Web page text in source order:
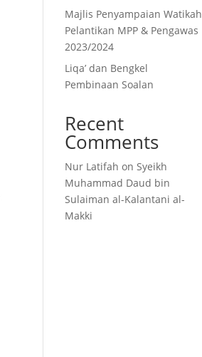
Majlis Penyampaian Watikah
Pelantikan MPP & Pengawas
2023/2024
Liqa’ dan Bengkel
Pembinaan Soalan
Recent
Comments
Nur Latifah onSyeikh
Muhammad Daud bin
Sulaiman al-Kalantani al-
Makki